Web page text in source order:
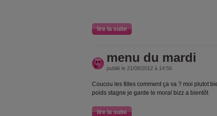
lire la suite
menu du mardi
publié le 21/08/2012 à 14:56
Coucou les filles comment ça va ? moi plutot
poids stagne je garde le moral bizz a bientôt
lire la suite